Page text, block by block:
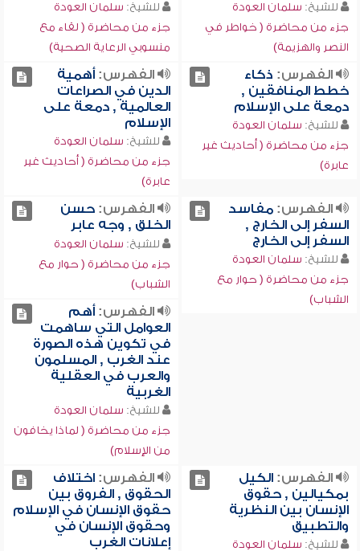
للشيخ: سلمان العودة
جزء من محاضرة ( خواطر في
النصر والهزيمة)
للشيخ: سلمان العودة
جزء من محاضرة ( لقاء مع
منسوبي الرعاية الصحية)
الفهرس: ذكاء
خطط المنافقين ,
دمعة على الإسلام
للشيخ: سلمان العودة
جزء من محاضرة ( أحاديث غير
عابرة)
الفهرس:أهمية
الدين في الصراعات
العالمية , دمعة على
الإسلام
للشيخ: سلمان العودة
جزء من محاضرة ( أحاديث غير
عابرة)
الفهرس:مفاسد
السفر إلى الخارج ,
السفر إلى الخارج
للشيخ: سلمان العودة
جزء من محاضرة ( حوار مع
الشباب)
الفهرس:حسن
الخلق , وجه عابر
للشيخ: سلمان العودة
جزء من محاضرة ( حوار مع
الشباب)
الفهرس:أهم
العوامل التي ساهمت
في تكوين هذه الصورة
عند الغرب , المسلمون
والعرب في العقلية
الغربية
للشيخ: سلمان العودة
جزء من محاضرة ( لماذا يخافون
من الإسلام)
الفهرس:الكيل
بمكيالين , حقوق
الإنسان بين النظرية
والتطبيق
للشيخ: سلمان العودة
الفهرس:اختلاف
الحقوق , الفروق بين
حقوق الإنسان في الإسلام
وحقوق الإنسان في
إعلانات الغرب